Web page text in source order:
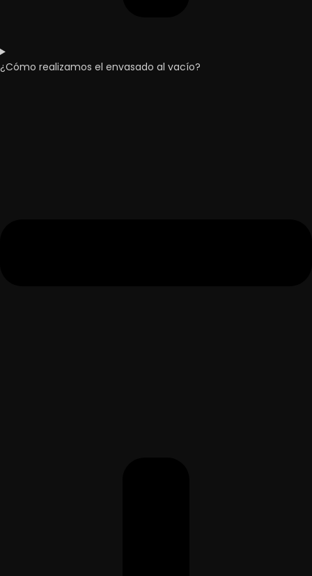
¿Cómo realizamos el envasado al vacío?